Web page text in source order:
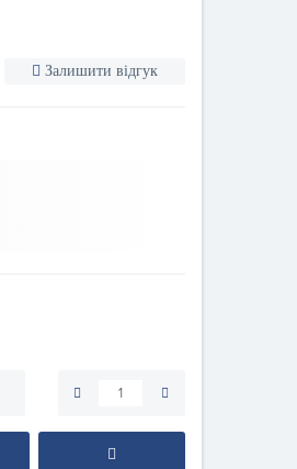
Залишити відгук